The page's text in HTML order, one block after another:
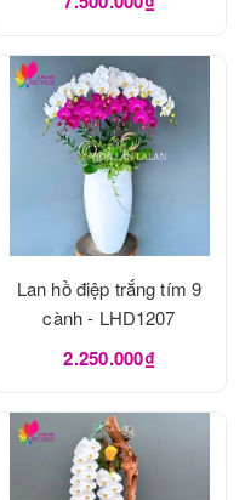
Lan hồ điệp trắng tím 9
cành - LHD1207
2.250.000₫